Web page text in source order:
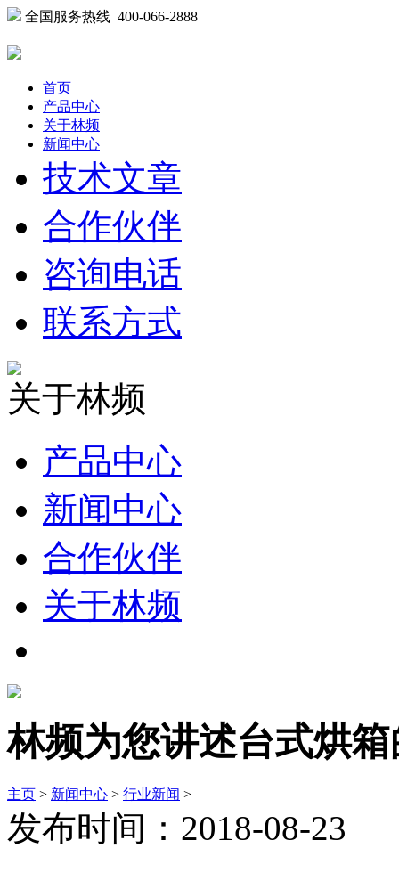
全国服务热线 400-066-2888
首页
产品中心
关于林频
新闻中心
技术文章
合作伙伴
咨询电话
联系方式
关于林频
产品中心
新闻中心
合作伙伴
关于林频
林频为您讲述台式烘
主页 > 新闻中心 > 行业新闻 >
发布时间：2018-08-23